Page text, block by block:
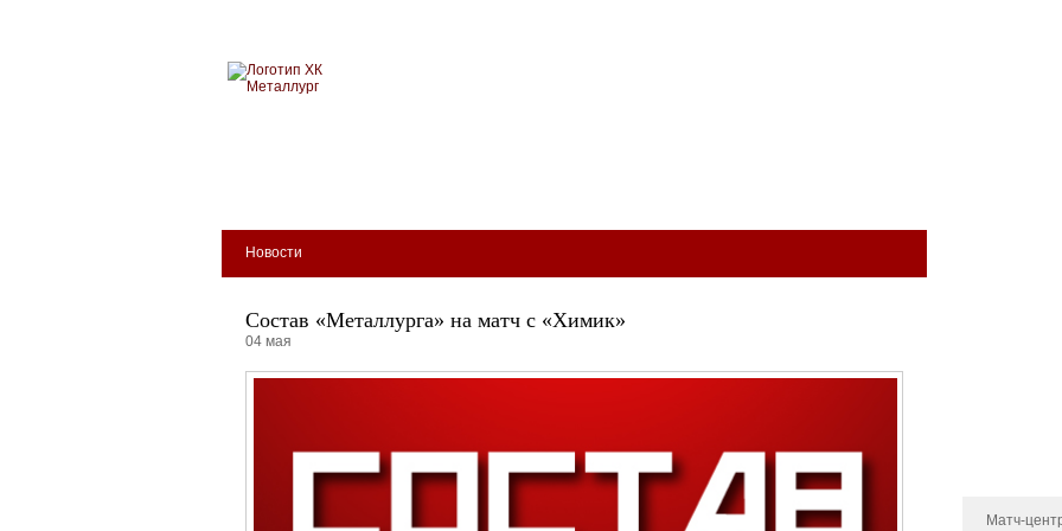
Новости
Состав «Металлурга» на матч с «Химик»
04 мая
Матч-